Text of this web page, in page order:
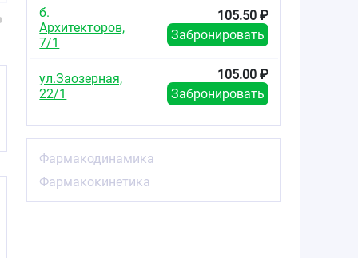
б.
Архитекторов,
7/1
105.50 ₽
Забронировать
ул.Заозерная,
22/1
105.00 ₽
Забронировать
Фармакодинамика
Фармакокинетика